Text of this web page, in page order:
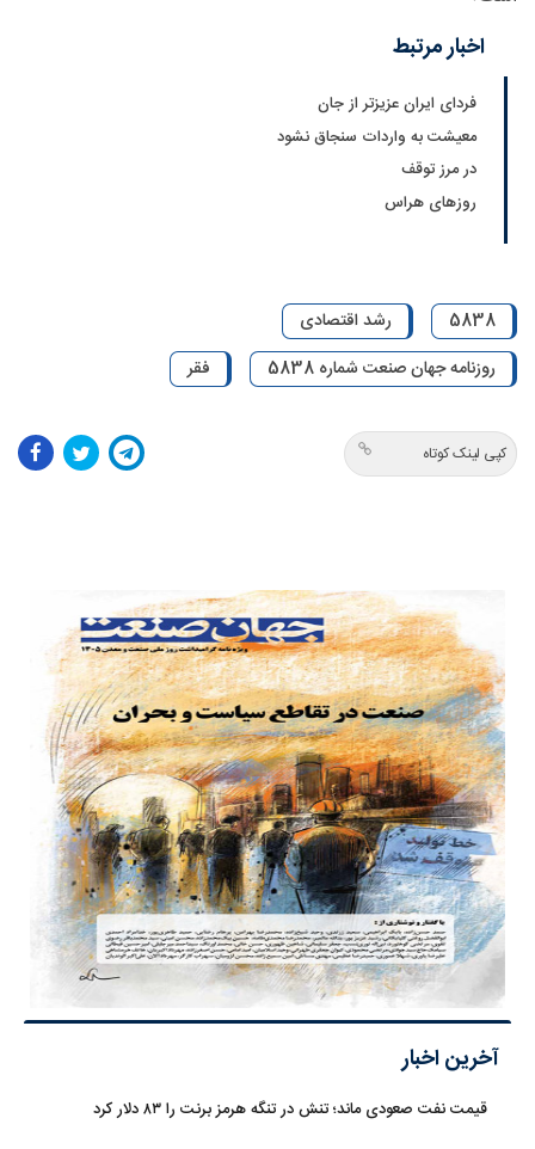
اخبار مرتبط
فردای ایران عزیزتر از جان
معیشت به واردات سنجاق نشود
در مرز توقف
روزهای هراس
5838
رشد اقتصادی
روزنامه جهان صنعت شماره 5838
فقر
کپی لینک کوتاه
آخرین اخبار
قیمت نفت صعودی ماند؛ تنش در تنگه هرمز برنت را ۸۳ دلار کرد